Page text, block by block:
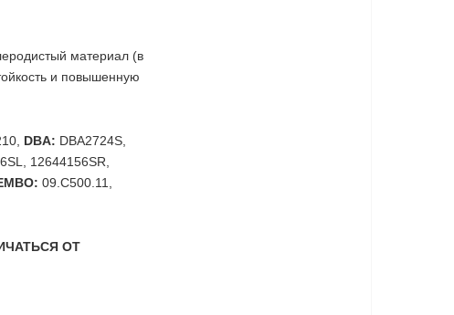
материал (в
и повышенную
DBA: DBA2724S,
12644156SR,
09.C500.11,
ОТ